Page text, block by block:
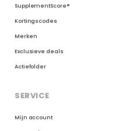
SupplementScore®
Kortingscodes
Merken
Exclusieve deals
Actiefolder
SERVICE
Mijn account